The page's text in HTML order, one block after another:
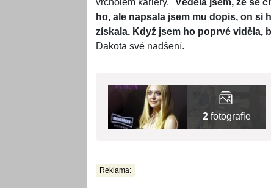
vrcholem kariéry. "Věděla jsem, že se
ho, ale napsala jsem mu dopis, on si
získala. Když jsem ho poprvé viděla,
Dakota své nadšení.
2 fotografie
Reklama: